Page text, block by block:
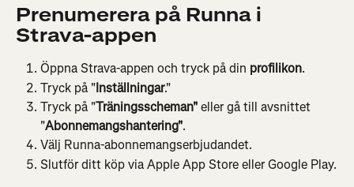
Prenumerera på Runna i
Strava-appen
Öppna Strava-appen och tryck på din profilikon.
Tryck på "Inställningar."
Tryck på "Träningsscheman" eller gå till avsnittet
"Abonnemangshantering".
Välj Runna-abonnemangserbjudandet.
Slutför ditt köp via Apple App Store eller Google Play.